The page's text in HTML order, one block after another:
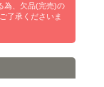
為、欠品(完売)の
了承くださいま